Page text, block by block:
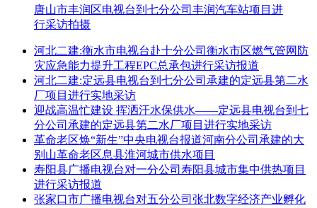
唐山市丰润区电视台到七分公司丰润汽车站项目进
行采访拍摄
河北二建:衡水市电视台赴十分公司衡水市区燃气管网防
灾应急能力提升工程EPC总承包进行采访报道
河北二建:定远县电视台到七分公司承建的定远县第二水
厂项目进行实地采访
迎战高温忙建设 挥洒汗水保供水——定远县电视台到七
分公司承建的定远县第二水厂项目进行实地采访
革命老区焕“新生”中央电视台报道河南分公司承建的大
别山革命老区息县淮河城市供水项目
寿阳县广播电视台对一分公司寿阳县城市集中供热项目
进行采访报道
张家口市广播电视台对五分公司张北数字经济产业孵化